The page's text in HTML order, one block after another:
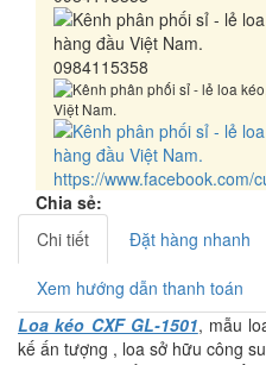
0984115358
https://www.facebook.com/
Chia sẻ:
Chi tiết
Đặt hàng nhanh
Xem hướng dẫn thanh toán
Loa kéo CXF GL-1501, mẫu
kế ấn tượng , loa sở hữu công